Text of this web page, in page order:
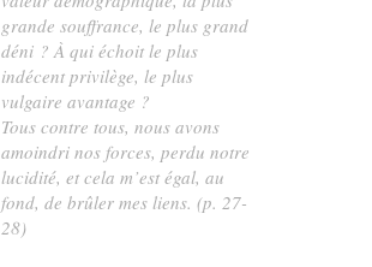
grande souffrance, le plus grand
déni ? À qui échoit le plus
indécent privilège, le plus
vulgaire avantage ?
Tous contre tous, nous avons
amoindri nos forces, perdu notre
lucidité, et cela m’est égal, au
fond, de brûler mes liens. (p. 27-
28)